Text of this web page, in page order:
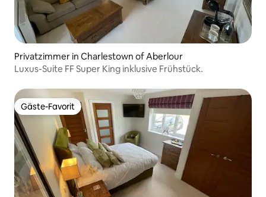
Privatzimmer in Charlestown of Aberlour
Luxus-Suite FF Super King inklusive Frühstück.
Gäste-Favorit
Gäste-Favorit